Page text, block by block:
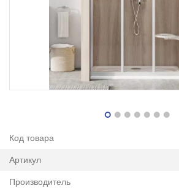
Код товара
Артикул
Производитель